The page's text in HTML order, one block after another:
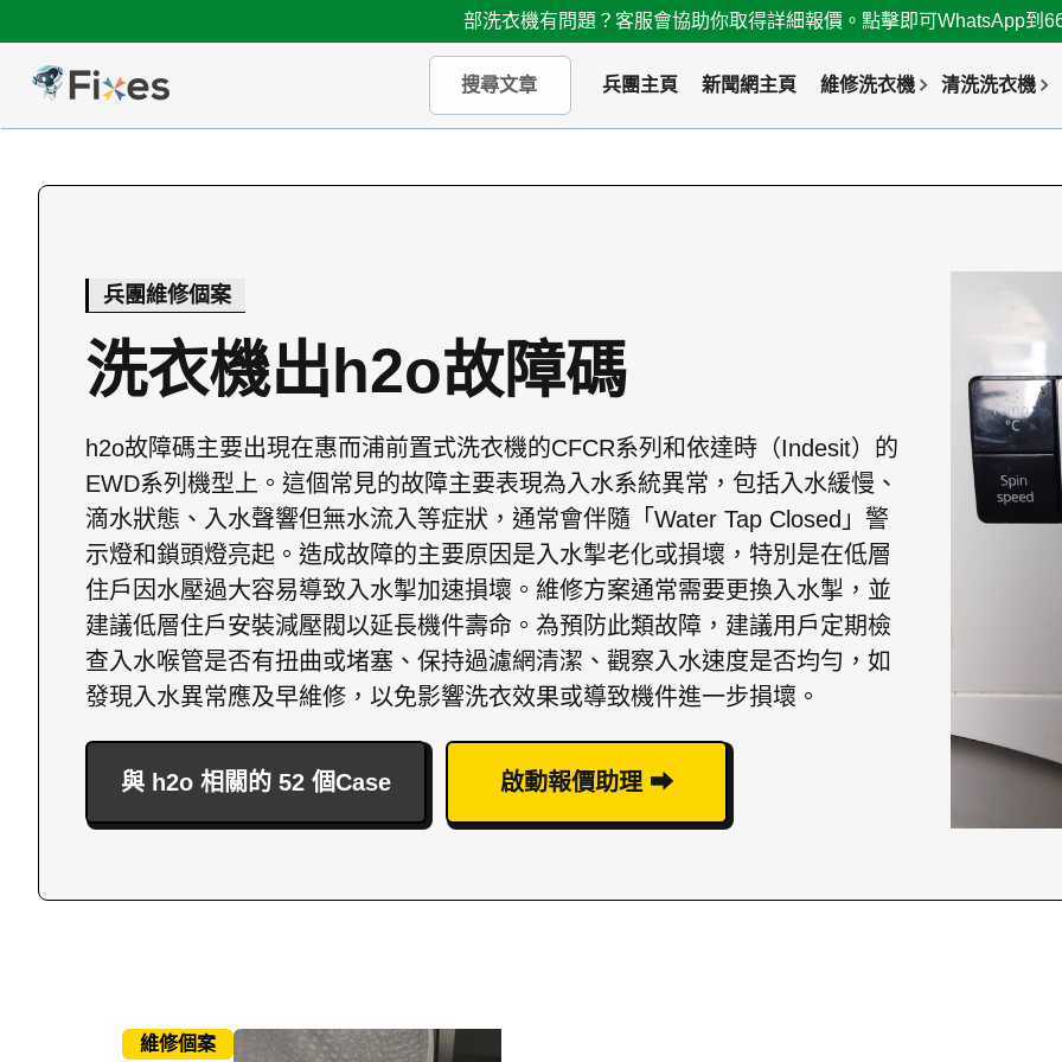
部洗衣機有問題？客服會協助你取得詳細報價。點擊即可WhatsApp到
兵團主頁 新聞網主頁 維修洗衣機 清洗洗衣機
兵團維修個案
洗衣機出h2o故障碼
h2o故障碼主要出現在惠而浦前置式洗衣機的CFCR系列和依達時（Indesit）的
EWD系列機型上。這個常見的故障主要表現為入水系統異常，包括入水緩慢、
滴水狀態、入水聲響但無水流入等症狀，通常會伴隨「Water Tap Closed」警
示燈和鎖頭燈亮起。造成故障的主要原因是入水掣老化或損壞，特別是在低層
住戶因水壓過大容易導致入水掣加速損壞。維修方案通常需要更換入水掣，並
建議低層住戶安裝減壓閥以延長機件壽命。為預防此類故障，建議用戶定期檢
查入水喉管是否有扭曲或堵塞、保持過濾網清潔、觀察入水速度是否均勻，如
發現入水異常應及早維修，以免影響洗衣效果或導致機件進一步損壞。
與 h2o 相關的 52 個Case 啟動報價助理 ⮕
維修個案